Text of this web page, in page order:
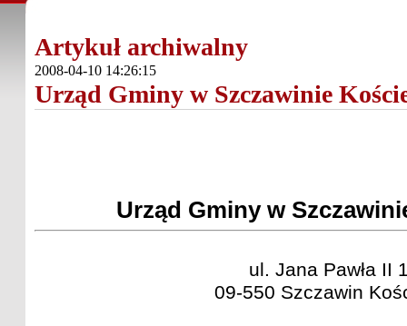
Artykuł archiwalny
2008-04-10 14:26:15
Urząd Gminy w Szczawinie
Urząd Gminy w
ul. Jana Pawła II
09-550 Szczawin